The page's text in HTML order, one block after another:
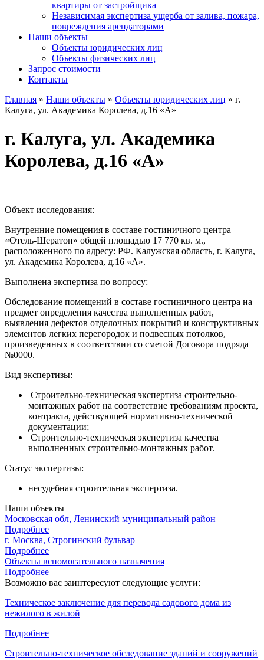
квартиры от застройщика
Независимая экспертиза ущерба от залива, пожара,
повреждения арендаторами
Наши объекты
Объекты юридических лиц
Объекты физических лиц
Запрос стоимости
Контакты
Главная » Наши объекты » Объекты юридических лиц » г.
Калуга, ул. Академика Королева, д.16 «А»
г. Калуга, ул. Академика
Королева, д.16 «А»
Объект исследования:
Внутренние помещения в составе гостиничного центра
«Отель-Шератон» общей площадью 17 770 кв. м.,
расположенного по адресу: РФ. Калужская область, г. Калуга,
ул. Академика Королева, д.16 «А».
Выполнена экспертиза по вопросу:
Обследование помещений в составе гостиничного центра на
предмет определения качества выполненных работ,
выявления дефектов отделочных покрытий и конструктивных
элементов легких перегородок и подвесных потолков,
произведенных в соответствии со сметой Договора подряда
№0000.
Вид экспертизы:
Строительно-техническая экспертиза строительно-
монтажных работ на соответствие требованиям проекта,
контракта, действующей нормативно-технической
документации;
Строительно-техническая экспертиза качества
выполненных строительно-монтажных работ.
Статус экспертизы:
несудебная строительная экспертиза.
Наши объекты
Московская обл, Ленинский муниципальный район
Подробнее
г. Москва, Строгинский бульвар
Подробнее
Объекты вспомогательного назначения
Подробнее
Возможно вас заинтересуют следующие услуги:
Техническое заключение для перевода садового дома из
нежилого в жилой
Подробнее
Строительно-техническое обследование зданий и сооружений